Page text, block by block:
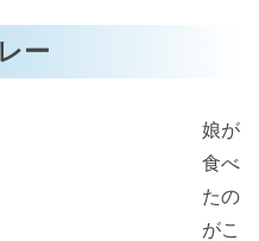
ー
娘が
食べ
たの
がこ